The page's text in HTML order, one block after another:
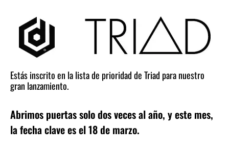
Estás inscrito en la lista de prioridad de Triad para nuestro
gran lanzamiento.
Abrimos puertas solo dos veces al año, y este mes,
la fecha clave es el 18 de marzo.